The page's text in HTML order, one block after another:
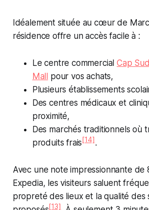
Idéalement située au cœur de
résidence offre un accès facile à :
Le centre commercialCap Sud
Mall
pour vos achats,
Plusieurs établissements
Des centres médicaux et
proximité,
Des marchés traditionnels où
produits frais[14].
Avec une note impressionnante de
Expedia, les visiteurs saluent
propreté des lieux et la qualité des
[13]